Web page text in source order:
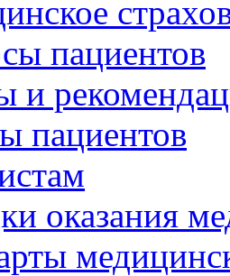
пациентов
и
пациентов
оказания